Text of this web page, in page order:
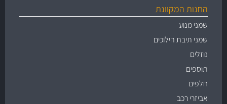
החנות המקוונת
שמני מנוע
שמני תיבת הילוכים
נוזלים
תוספים
חלפים
אביזרי רכב